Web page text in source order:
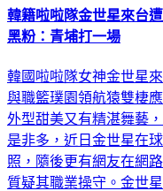
韓籍啦啦隊金世星來台
黑粉：青埔打一場
韓國啦啦隊女神金世星
與職籃璞園領航猿雙棲
外型甜美又有精湛舞藝
是非多，近日金世星在
照，隨後更有網友在網
質疑其職業操守。金世